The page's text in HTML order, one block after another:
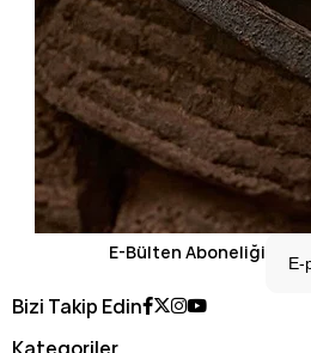
E-Bülten Aboneliği
Bizi Takip Edin